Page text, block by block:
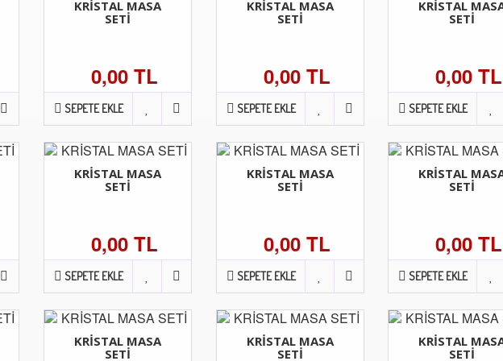
KRİSTAL MASA
SETİ
0,00 TL
SEPETE EKLE
KRİSTAL MASA
SETİ
0,00 TL
SEPETE EKLE
KRİSTAL
SETİ
0,00 TL
SEPETE EKLE
KRİSTAL MASA
SETİ
0,00 TL
SEPETE EKLE
KRİSTAL MASA
SETİ
0,00 TL
SEPETE EKLE
KRİSTAL
SETİ
0,00 TL
SEPETE EKLE
KRİSTAL MASA
SETİ
KRİSTAL MASA
SETİ
KRİSTAL
SETİ